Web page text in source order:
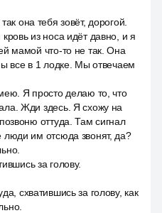
она тебя зовёт, дорогой.
из носа идёт давно, и я
мамой что-то не так. Она
все в 1 лодке. Мы отвечаем
Я просто делаю то, что
Жди здесь. Я схожу на
оттуда. Там сигнал
люди им отсюда звонят, да?
за голову.
схватившись за голову, как